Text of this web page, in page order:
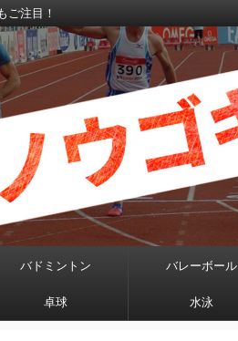
ご注目！
バドミントン バレーボール
卓球 水泳